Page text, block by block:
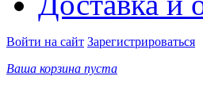
Войти на сайт Зарегистрироваться
Ваша корзина пуста